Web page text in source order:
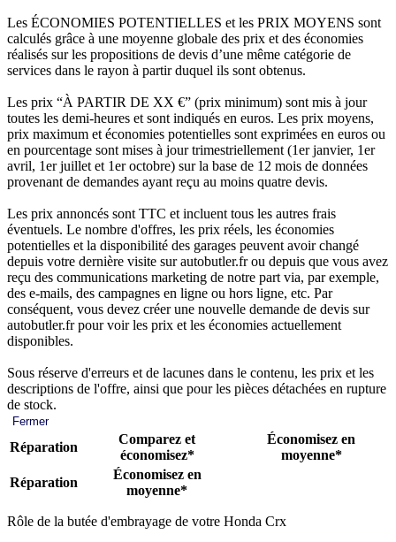
Les ÉCONOMIES POTENTIELLES et les PRIX MOYENS sont
calculés grâce à une moyenne globale des prix et des économies
réalisés sur les propositions de devis d’une même catégorie de
services dans le rayon à partir duquel ils sont obtenus.
Les prix “À PARTIR DE XX €” (prix minimum) sont mis à jour
toutes les demi-heures et sont indiqués en euros. Les prix moyens,
prix maximum et économies potentielles sont exprimées en euros ou
en pourcentage sont mises à jour trimestriellement (1er janvier, 1er
avril, 1er juillet et 1er octobre) sur la base de 12 mois de données
provenant de demandes ayant reçu au moins quatre devis.
Les prix annoncés sont TTC et incluent tous les autres frais
éventuels. Le nombre d'offres, les prix réels, les économies
potentielles et la disponibilité des garages peuvent avoir changé
depuis votre dernière visite sur autobutler.fr ou depuis que vous avez
reçu des communications marketing de notre part via, par exemple,
des e-mails, des campagnes en ligne ou hors ligne, etc. Par
conséquent, vous devez créer une nouvelle demande de devis sur
autobutler.fr pour voir les prix et les économies actuellement
disponibles.
Sous réserve d'erreurs et de lacunes dans le contenu, les prix et les
descriptions de l'offre, ainsi que pour les pièces détachées en rupture
de stock.
Fermer
Réparation
Comparez et
économisez*
Économisez en
moyenne*
Réparation
Économisez en
moyenne*
Rôle de la butée d'embrayage de votre Honda Crx